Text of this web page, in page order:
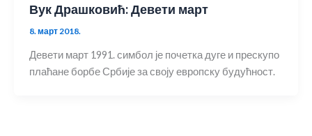
Вук Драшковић: Девети март
8. март 2018.
Девети март 1991. симбол је почетка дуге и прескупо
плаћане борбе Србије за своју европску будућност.